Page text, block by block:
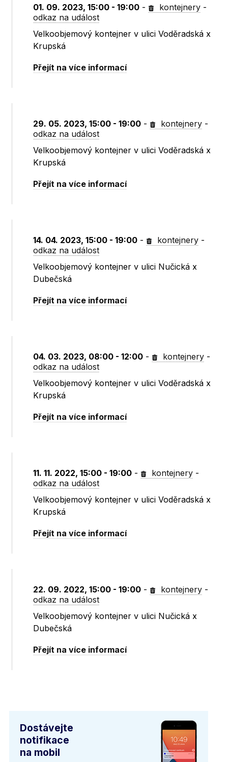
01. 09. 2023, 15:00 - 19:00 - kontejnery -
odkaz na událost
Velkoobjemový kontejner v ulici Voděradská x
Krupská
Přejít na více informací
29. 05. 2023, 15:00 - 19:00 - kontejnery -
odkaz na událost
Velkoobjemový kontejner v ulici Voděradská x
Krupská
Přejít na více informací
14. 04. 2023, 15:00 - 19:00 - kontejnery -
odkaz na událost
Velkoobjemový kontejner v ulici Nučická x
Dubečská
Přejít na více informací
04. 03. 2023, 08:00 - 12:00 - kontejnery -
odkaz na událost
Velkoobjemový kontejner v ulici Voděradská x
Krupská
Přejít na více informací
11. 11. 2022, 15:00 - 19:00 - kontejnery -
odkaz na událost
Velkoobjemový kontejner v ulici Voděradská x
Krupská
Přejít na více informací
22. 09. 2022, 15:00 - 19:00 - kontejnery -
odkaz na událost
Velkoobjemový kontejner v ulici Nučická x
Dubečská
Přejít na více informací
Dostávejte
notifikace
na mobil